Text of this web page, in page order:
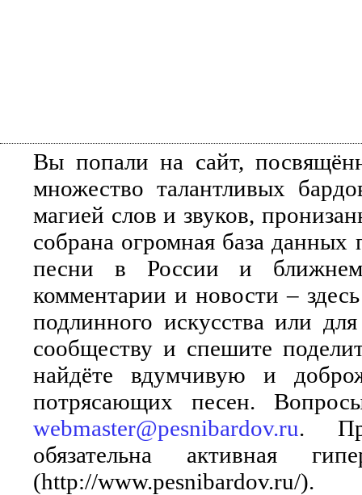
Вы попали на сайт,
множество талантливых
магией слов и звуков,
собрана огромная база
песни в России и ближнем
комментарии и новости –
подлинного искусства или
сообществу и спешите
найдёте вдумчивую и
потрясающих песен.
webmaster@pesnibardov.ru.
обязательна активная
(http://www.pesnibardov.ru/).